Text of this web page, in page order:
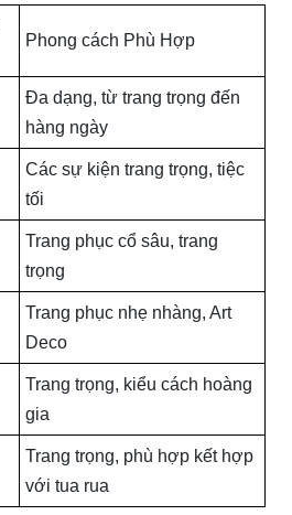
Phong cách Phù Hợp
Đa dạng, từ trang trọng đến
hàng ngày
Các sự kiện trang trọng, tiệc
tối
Trang phục cổ sâu, trang
trọng
Trang phục nhẹ nhàng, Art
Deco
Trang trọng, kiểu cách hoàng
gia
Trang trọng, phù hợp kết hợp
với tua rua